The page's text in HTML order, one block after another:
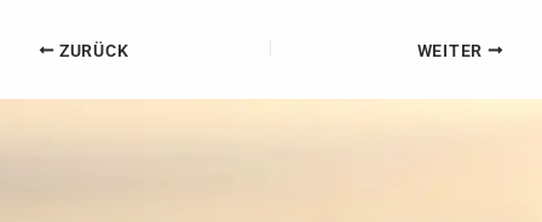
ZURÜCK WEITER